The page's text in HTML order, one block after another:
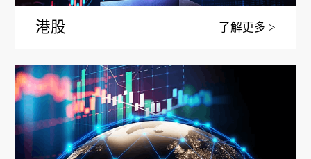
港股 了解更多